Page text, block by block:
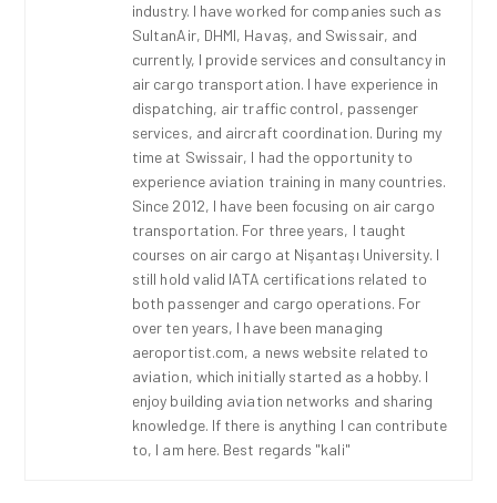
industry. I have worked for companies such as
SultanAir, DHMI, Havaş, and Swissair, and
currently, I provide services and consultancy in
air cargo transportation. I have experience in
dispatching, air traffic control, passenger
services, and aircraft coordination. During my
time at Swissair, I had the opportunity to
experience aviation training in many countries.
Since 2012, I have been focusing on air cargo
transportation. For three years, I taught
courses on air cargo at Nişantaşı University. I
still hold valid IATA certifications related to
both passenger and cargo operations. For
over ten years, I have been managing
aeroportist.com, a news website related to
aviation, which initially started as a hobby. I
enjoy building aviation networks and sharing
knowledge. If there is anything I can contribute
to, I am here. Best regards "kali"